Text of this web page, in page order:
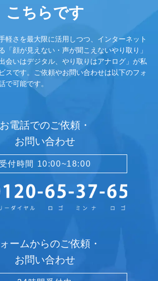
こちらです
軽さを最大限に活用しつつ、インターネット
「顔が見えない・声が聞こえないやり取り」
会いはデジタル、やり取りはアナログ」が私
スです。ご依頼やお問い合わせは以下のフォ
で可能です。
お電話でのご依頼・
お問い合わせ
受付時間 10:00~18:00
ームからのご依頼・
お問い合わせ